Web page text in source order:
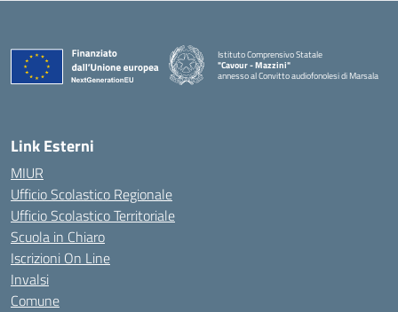
Istituto Comprensivo Statale
"Cavour - Mazzini"
annesso al Convitto audiofonolesi di Marsala
Link Esterni
MIUR
Ufficio Scolastico Regionale
Ufficio Scolastico Territoriale
Scuola in Chiaro
Iscrizioni On Line
Invalsi
Comune